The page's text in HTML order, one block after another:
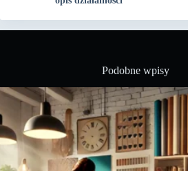
Podobne wpisy